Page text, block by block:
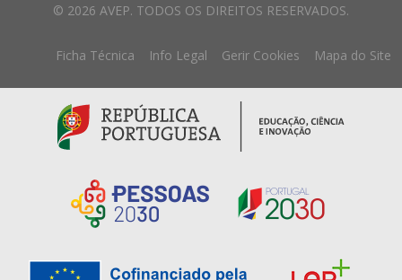
© 2026 AVEP. TODOS OS DIREITOS RESERVADOS.
Ficha Técnica Info Legal Gerir Cookies Mapa do Site